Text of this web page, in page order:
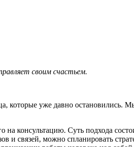
своим счастьем.
которые уже давно остановились.
консультацию. Суть подхода
и связей, можно спланировать